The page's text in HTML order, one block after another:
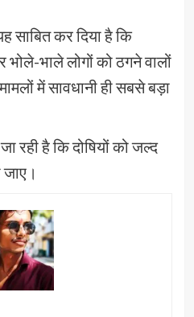
साबित कर दिया है कि
भोले-भाले लोगों को ठगने वालों
में सावधानी ही सबसे बड़ा
रही है कि दोषियों को जल्द